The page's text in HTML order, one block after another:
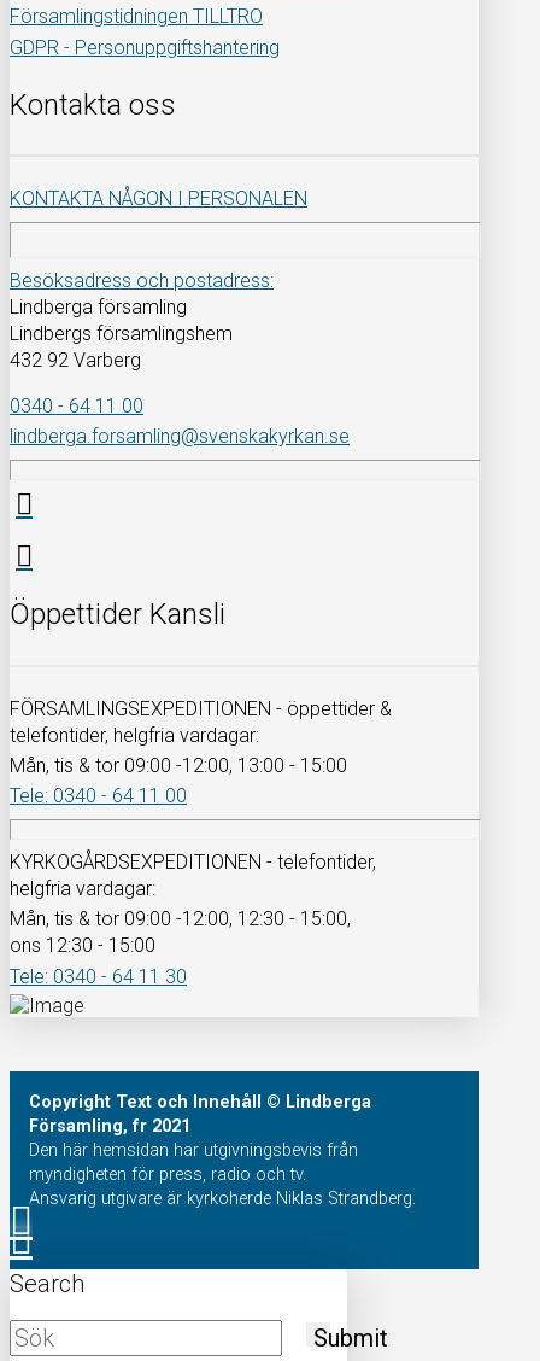
Församlingstidningen TILLTRO
GDPR - Personuppgiftshantering
Kontakta oss
KONTAKTA NÅGON I PERSONALEN
Besöksadress och postadress:
Lindberga församling
Lindbergs församlingshem
432 92 Varberg
0340 - 64 11 00
lindberga.forsamling@svenskakyrkan.se
Öppettider Kansli
FÖRSAMLINGSEXPEDITIONEN - öppettider &
telefontider, helgfria vardagar:
Mån, tis & tor 09:00 -12:00, 13:00 - 15:00
Tele: 0340 - 64 11 00
KYRKOGÅRDSEXPEDITIONEN - telefontider,
helgfria vardagar:
Mån, tis & tor 09:00 -12:00, 12:30 - 15:00,
ons 12:30 - 15:00
Tele: 0340 - 64 11 30
Copyright Text och Innehåll
© Lindberga
Församling, fr 2021
Den här hemsidan har utgivningsbevis från
myndigheten för press, radio och tv.
Ansvarig utgivare är kyrkoherde Niklas Strandberg.
Search
Submit